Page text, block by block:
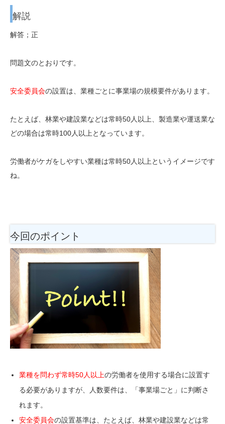
解説
解答；正
問題文のとおりです。
安全委員会の設置は、業種ごとに事業場の規模要件があります。
たとえば、林業や建設業などは常時50人以上、製造業や運送業な
どの場合は常時100人以上となっています。
労働者がケガをしやすい業種は常時50人以上というイメージです
ね。
今回のポイント
業種を問わず常時50人以上の労働者を使用する場合に設置す
る必要がありますが、人数要件は、「事業場ごと」に判断さ
れます。
安全委員会の設置基準は、たとえば、林業や建設業などは常